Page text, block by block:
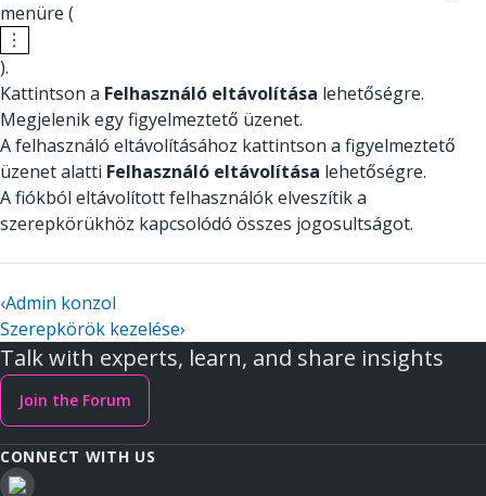
menüre (
).
Kattintson a Felhasználó eltávolítása lehetőségre.
Megjelenik egy figyelmeztető üzenet.
A felhasználó eltávolításához kattintson a figyelmeztető
üzenet alatti Felhasználó eltávolítása lehetőségre.
A fiókból eltávolított felhasználók elveszítik a
szerepkörükhöz kapcsolódó összes jogosultságot.
‹Admin konzol
Szerepkörök kezelése›
Talk with experts, learn, and share insights
Join the Forum
CONNECT WITH US